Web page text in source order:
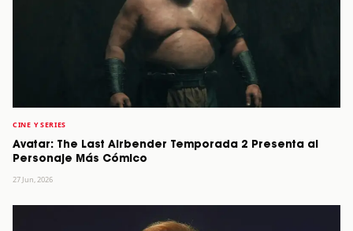
CINE Y SERIES
Avatar: The Last Airbender Temporada 2 Presenta al
Personaje Más Cómico
27 Jun, 2026